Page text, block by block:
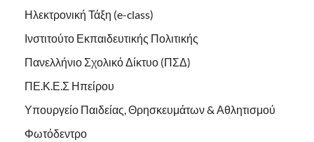
Ηλεκτρονική Τάξη (e-class)
Ινστιτούτο Εκπαιδευτικής Πολιτικής
Πανελλήνιο Σχολικό Δίκτυο (ΠΣΔ)
ΠΕ.Κ.Ε.Σ Ηπείρου
Υπουργείο Παιδείας, Θρησκευμάτων & Αθλητισμού
Φωτόδεντρο